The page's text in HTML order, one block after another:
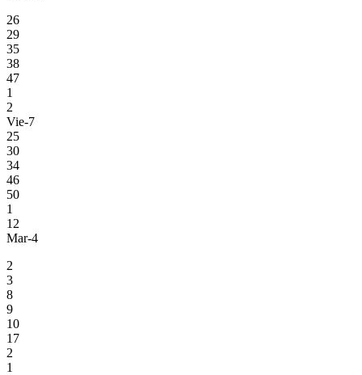
26
29
35
38
47
1
2
Vie-7
25
30
34
46
50
1
12
Mar-4
2
3
8
9
10
17
2
1